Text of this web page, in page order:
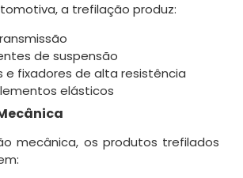
a trefilação produz:
de suspensão
e fixadores de alta resistência
elásticos
mecânica, os produtos trefilados